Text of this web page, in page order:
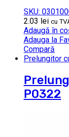
SKU:
2.03 lei cu
Adaugă în
Adauga la
Compară
Prelungitor
P0322